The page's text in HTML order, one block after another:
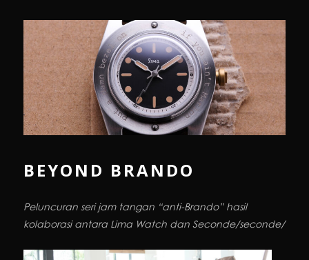
BEYOND BRANDO
Peluncuran seri jam tangan “anti-Brando” hasil
kolaborasi antara Lima Watch dan Seconde/seconde/